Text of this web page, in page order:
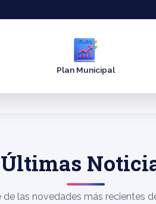
Plan Municipal
Últimas
de las novedades más recientes